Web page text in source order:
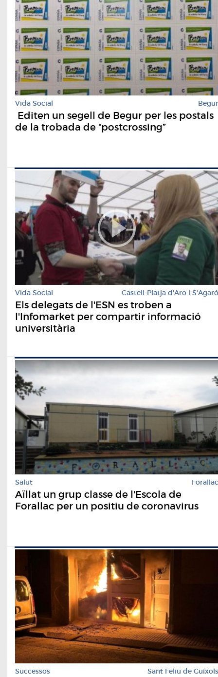
Vida Social Begur
​ Editen un segell de Begur per les postals
de la trobada de “postcrossing”
Vida Social Castell-Platja d'Aro i S'Agaró
Els delegats de l'ESN es troben a
l'Infomarket per compartir informació
universitària
Salut Forallac
Aïllat un grup classe de l'Escola de
Forallac per un positiu de coronavirus
Successos Sant Feliu de Guíxols